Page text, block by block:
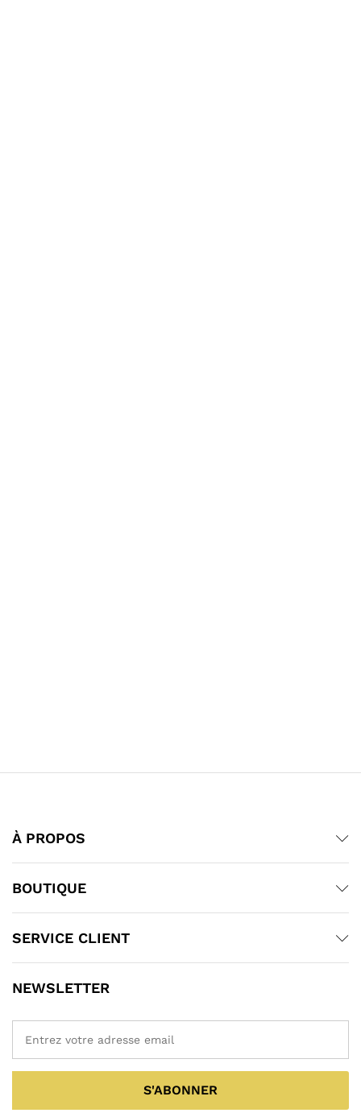
À PROPOS
BOUTIQUE
SERVICE CLIENT
NEWSLETTER